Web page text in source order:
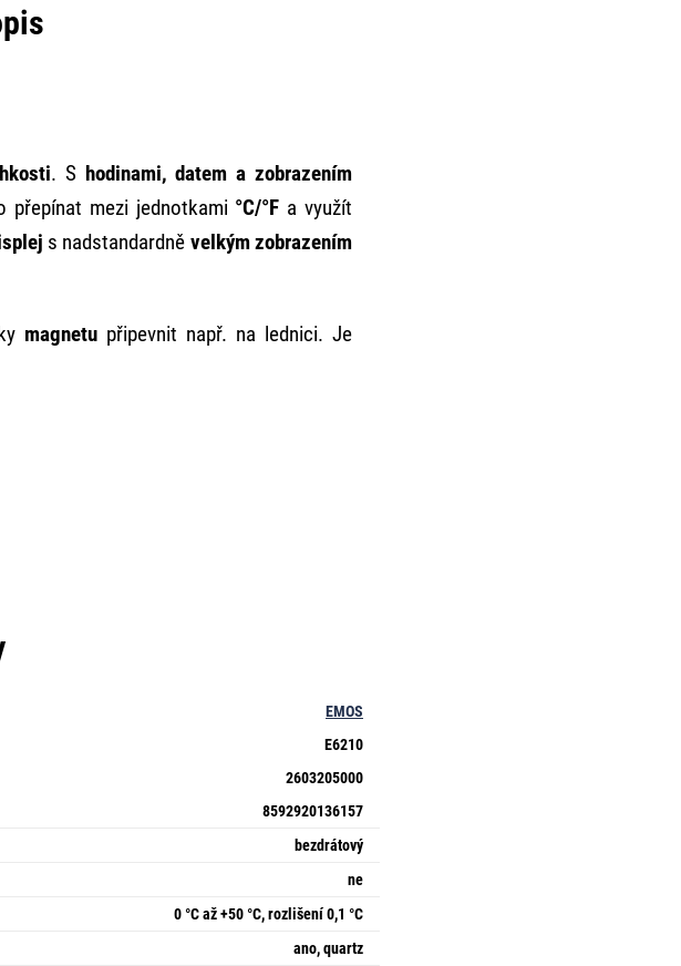
. S hodinami, datem a zobrazením
mezi jednotkami °C/°F a využít
s nadstandardně velkým zobrazením
magnetupřipevnit např. na lednici. Je
EMOS
E6210
2603205000
8592920136157
bezdrátový
ne
0 °C až +50 °C, rozlišení 0,1 °C
ano, quartz